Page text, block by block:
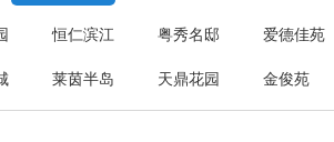
恒仁滨江 粤秀名邸 爱德佳苑
莱茵半岛 天鼎花园 金俊苑